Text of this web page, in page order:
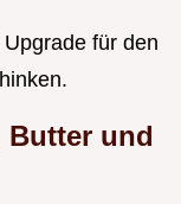
für den
Butter und